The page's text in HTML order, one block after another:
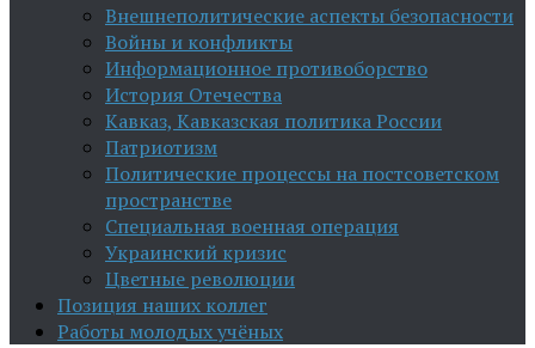
Внешнеполитические аспекты безопасности
Войны и конфликты
Информационное противоборство
История Отечества
Кавказ, Кавказская политика России
Патриотизм
Политические процессы на постсоветском
пространстве
Специальная военная операция
Украинский кризис
Цветные революции
Позиция наших коллег
Работы молодых учёных